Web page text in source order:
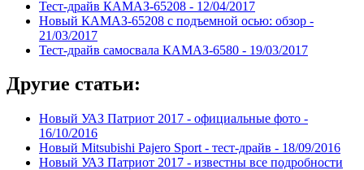
Тест-драйв КАМАЗ-65208 - 12/04/2017
Новый КАМАЗ-65208 с подъемной осью: обзор -
21/03/2017
Тест-драйв самосвала КАМАЗ-6580 - 19/03/2017
Другие статьи:
Новый УАЗ Патриот 2017 - официальные фото -
16/10/2016
Новый Mitsubishi Pajero Sport - тест-драйв - 18/09/2016
Новый УАЗ Патриот 2017 - известны все подробности